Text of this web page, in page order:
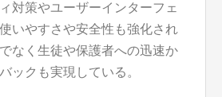
対策やユーザーインターフェ
いやすさや安全性も強化され
なく生徒や保護者への迅速か
ックも実現している。